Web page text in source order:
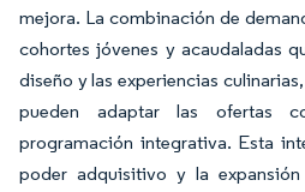
mejora. La combinación de
cohortes jóvenes y acaudaladas
diseño y las experiencias
pueden adaptar las ofertas
programación integrativa. Esta
poder adquisitivo y la